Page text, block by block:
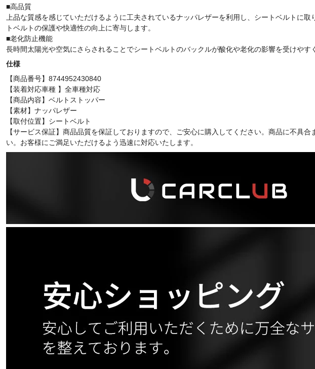
■高品質
上品な質感を感じていただけるように工夫されているナッパレザーを利用し、シートベルトに
トベルトの保護や快適性の向上に寄与します。
■老化防止機能
長時間太陽光や空気にさらされることでシートベルトのバックルが酸化や老化の影響を受けやす
仕様
【商品番号】8744952430840
【装着対応車種 】全車種対応
【商品内容】ベルトストッパー
【素材】ナッパレザー
【取付位置】シートベルト
【サービス保証】商品品質を保証しておりますので、ご安心に購入してください。商品に不具
い。お客様にご満足いただけるよう迅速に対応いたします。